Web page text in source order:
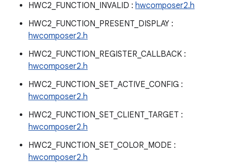
HWC2_FUNCTION_INVALID : hwcomposer2.h
HWC2_FUNCTION_PRESENT_DISPLAY :
hwcomposer2.h
HWC2_FUNCTION_REGISTER_CALLBACK :
hwcomposer2.h
HWC2_FUNCTION_SET_ACTIVE_CONFIG :
hwcomposer2.h
HWC2_FUNCTION_SET_CLIENT_TARGET :
hwcomposer2.h
HWC2_FUNCTION_SET_COLOR_MODE :
hwcomposer2.h